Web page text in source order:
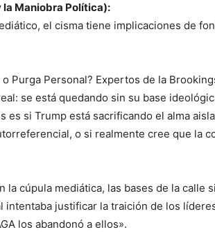
la Maniobra Política):
el cisma tiene implicaciones de
Purga Personal? Expertos de la
se está quedando sin su base
es si Trump está sacrificando el alma
o si realmente cree que la
la cúpula mediática, las bases de la calle
intentaba justificar la traición de los
los abandonó a ellos».